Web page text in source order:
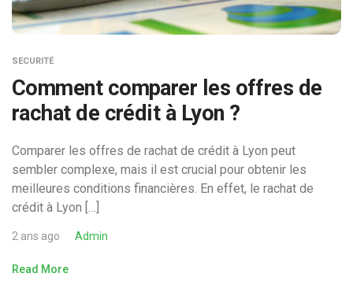
SECURITÉ
Comment comparer les offres de
rachat de crédit à Lyon ?
Comparer les offres de rachat de crédit à Lyon peut
sembler complexe, mais il est crucial pour obtenir les
meilleures conditions financières. En effet, le rachat de
crédit à Lyon […]
2 ans ago Admin
Read More